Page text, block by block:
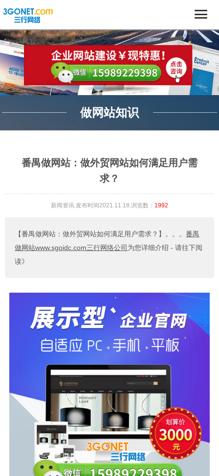
做网站知识
番禺做网站：做外贸网站如何满足用户需
求？
新闻资讯 发布时间2021.11.18.浏览数： 1992
【番禺做网站：做外贸网站如何满足用户需求？】 。。。 番禺
做网站www.sgoidc.com三行网络公司 为您详细介绍 - 请往下阅
读》